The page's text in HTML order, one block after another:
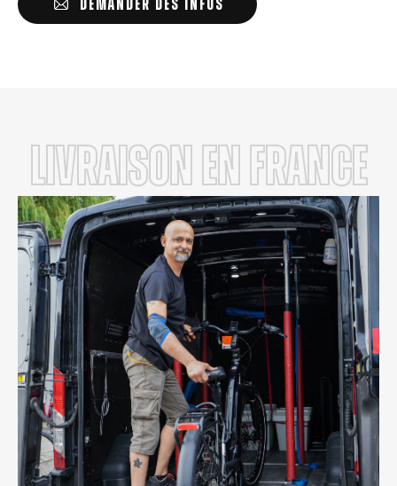
DEMANDER DES INFOS
LIVRAISON en FRANCE